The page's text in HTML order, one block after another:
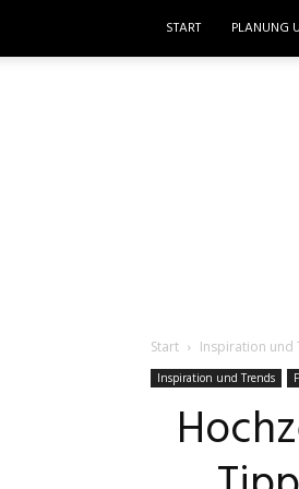
START PLANUNG
Start Inspiration und
Inspiration und Trends